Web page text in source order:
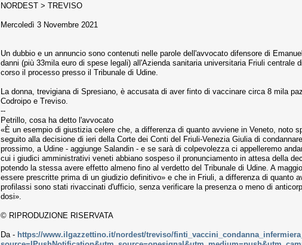
NORDEST > TREVISO
Mercoledì 3 Novembre 2021
Un dubbio e un annuncio sono contenuti nelle parole dell'avvocato difensore di
danni (più 33mila euro di spese legali) all'Azienda sanitaria universitaria Friuli
corso il processo presso il Tribunale di Udine.
La donna, trevigiana di Spresiano, è accusata di aver finto di vaccinare circa 8 mila
Codroipo e Treviso.
--
Petrillo, cosa ha detto l'avvocato
«È un esempio di giustizia celere che, a differenza di quanto avviene in Veneto, noto
seguito alla decisione di ieri della Corte dei Conti del Friuli-Venezia Giulia di
prossimo, a Udine - aggiunge Salandin - e se sarà di colpevolezza ci appelleremo
cui i giudici amministrativi veneti abbiano sospeso il pronunciamento in attesa della
potendo la stessa avere effetto almeno fino al verdetto del Tribunale di Udine. A
essere prescritte prima di un giudizio definitivo» e che in Friuli, a differenza di
profilassi sono stati rivaccinati d'ufficio, senza verificare la presenza o meno di
dosi».
© RIPRODUZIONE RISERVATA
Da - https://www.ilgazzettino.it/nordest/treviso/